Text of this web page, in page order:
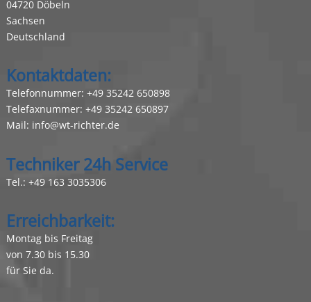
04720 Döbeln
Sachsen
Deutschland
Kontaktdaten:
Telefonnummer: +49 35242 650898
Telefaxnummer: +49 35242 650897
Mail: info@wt-richter.de
Techniker 24h Service
Tel.: +49 163 3035306
Erreichbarkeit:
Montag bis Freitag
von 7.30 bis 15.30
für Sie da.